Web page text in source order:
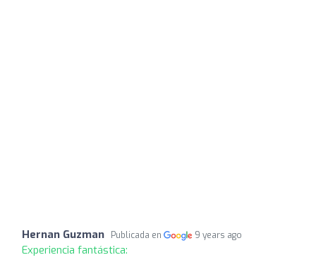
Hernan Guzman Publicada en 9 years ago
Experiencia fantástica: